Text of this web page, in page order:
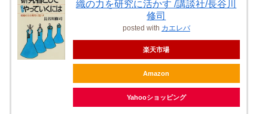
織の力を研究に活かす /講談社/長谷川
修司
posted with カエレバ
楽天市場
Amazon
Yahooショッピング